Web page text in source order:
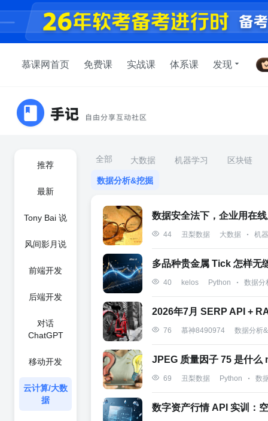
慕课网首页 免费课 实战课 体系课 发现
推荐
最新
Tony Bai 说
风间影月说
前端开发
后端开发
对话
ChatGPT
移动开发
云计算/大数
据
全部 大数据 机器学习 区块链
数据分析&挖掘
数据安全法下，企业用在
44 丑梨数据 大数据 机
多品种贵金属 Tick 怎样无
40 kelos Python 数据分
2026年7月 SERP API +
76 慕神8490974 数据分析
JPEG 质量因子 75 是什
69 丑梨数据 Python 数
数字资产行情 API 实训：